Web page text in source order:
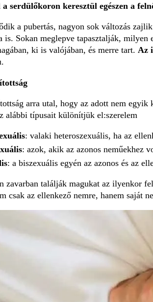
serdülőkoron keresztül egészen a
a pubertás, nagyon sok változás
is. Sokan meglepve tapasztalják,
ki is valójában, és merre tart. Az
arra utal, hogy az adott nem
alábbi típusait különítjük el:szerelem
: valaki heteroszexuális, ha az
: azok, akik az azonos neműekhez
: a biszexuális egyén az azonos és az
zavarban találják magukat az ilyenkor
csak az ellenkező nemre, hanem saját